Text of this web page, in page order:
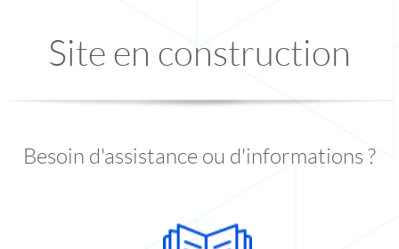
Site en construction
Besoin d'assistance ou d'informations ?